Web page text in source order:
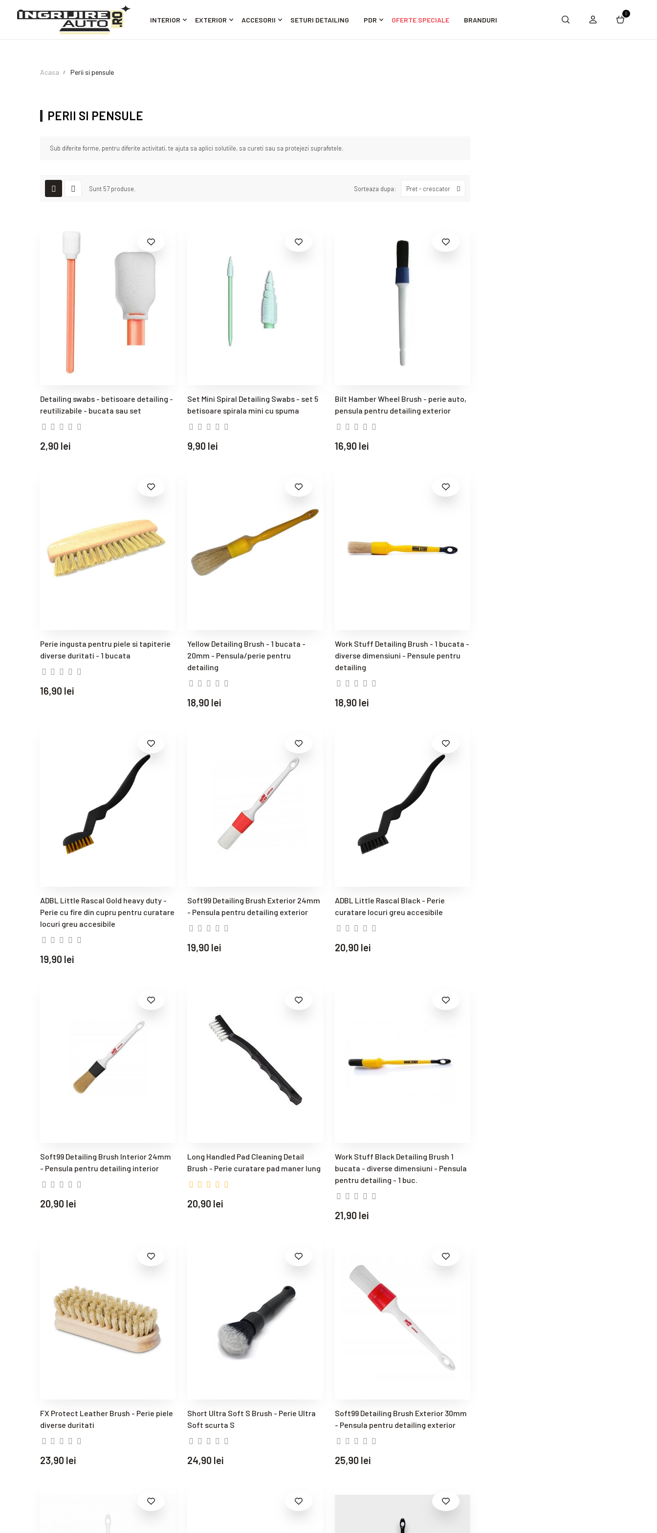
INTERIOR EXTERIOR ACCESORII SETURI DETAILING PDR OFERTE SPECIALE BRANDURI
0
Acasa Perii si pensule
PERII SI PENSULE
Sub diferite forme, pentru diferite activitati, te ajuta sa aplici solutiile, sa cureti sau sa protejezi suprafetele.
Sunt 57 produse. Sorteaza dupa: Pret - crescator
Detailing swabs - betisoare detailing -
reutilizabile - bucata sau set
2,90 lei
Set Mini Spiral Detailing Swabs - set 5
betisoare spirala mini cu spuma
9,90 lei
Bilt Hamber Wheel Brush - perie auto,
pensula pentru detailing exterior
16,90 lei
Perie ingusta pentru piele si tapiterie
diverse duritati - 1 bucata
16,90 lei
Yellow Detailing Brush - 1 bucata -
20mm - Pensula/perie pentru
detailing
18,90 lei
Work Stuff Detailing Brush - 1 bucata -
diverse dimensiuni - Pensule pentru
detailing
18,90 lei
ADBL Little Rascal Gold heavy duty -
Perie cu fire din cupru pentru curatare
locuri greu accesibile
19,90 lei
Soft99 Detailing Brush Exterior 24mm
- Pensula pentru detailing exterior
19,90 lei
ADBL Little Rascal Black - Perie
curatare locuri greu accesibile
20,90 lei
Soft99 Detailing Brush Interior 24mm
- Pensula pentru detailing interior
20,90 lei
Long Handled Pad Cleaning Detail
Brush - Perie curatare pad maner lung
20,90 lei
Work Stuff Black Detailing Brush 1
bucata - diverse dimensiuni - Pensula
pentru detailing - 1 buc.
21,90 lei
FX Protect Leather Brush - Perie piele
diverse duritati
23,90 lei
Short Ultra Soft S Brush - Perie Ultra
Soft scurta S
24,90 lei
Soft99 Detailing Brush Exterior 30mm
- Pensula pentru detailing exterior
25,90 lei